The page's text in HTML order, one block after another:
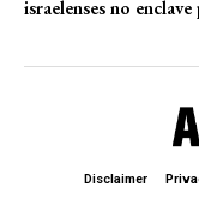
israelenses no
Disclaimer